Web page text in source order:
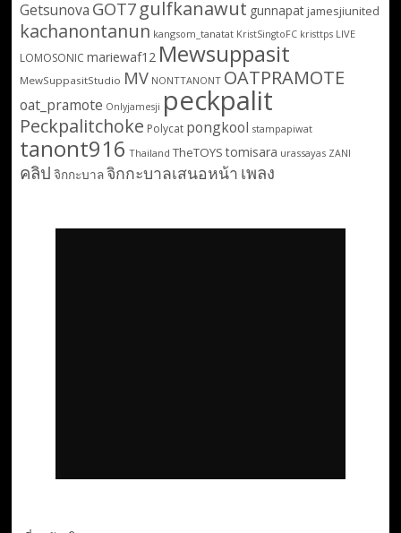
Getsunova GOT7 gulfkanawut gunnapat jamesjiunited
kachanontanun kangsom_tanatat KristSingtoFC kristtps LIVE
LOMOSONIC mariewaf12 Mewsuppasit
MewSuppasitStudio MV NONTTANONT OATPRAMOTE
oat_pramote Onlyjamesji peckpalit
Peckpalitchoke Polycat pongkool stampapiwat
tanont916 Thailand TheTOYS tomisara urassayas ZANI
คลิป จิกกะบาลจิกกะบาลเสนอหน้า เพลง